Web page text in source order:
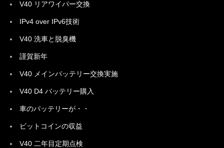
V40 リアワイパー交換
IPv4 over IPv6技術
V40 洗車と脱臭機
謹賀新年
V40 メインバッテリー交換実施
V40 D4 バッテリー購入
車のバッテリーが・・
ビットコインの収益
V40 二年目定期点検